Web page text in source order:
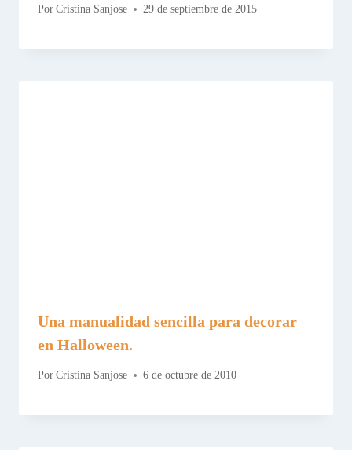
Por Cristina Sanjose 29 de septiembre de 2015
Una manualidad sencilla para decorar
en Halloween.
Por Cristina Sanjose 6 de octubre de 2010